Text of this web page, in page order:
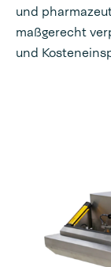
und
maßgerecht
und